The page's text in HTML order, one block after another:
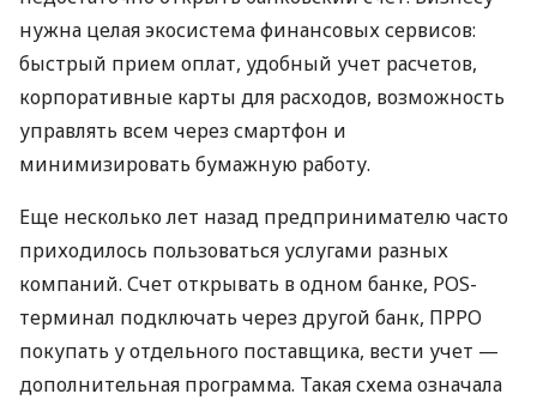
нужна целая экосистема финансовых сервисов:
быстрый прием оплат, удобный учет расчетов,
корпоративные карты для расходов, возможность
управлять всем через смартфон и
минимизировать бумажную работу.
Еще несколько лет назад предпринимателю часто
приходилось пользоваться услугами разных
компаний. Счет открывать в одном банке, POS-
терминал подключать через другой банк, ПРРО
покупать у отдельного поставщика, вести учет —
дополнительная программа. Такая схема означала